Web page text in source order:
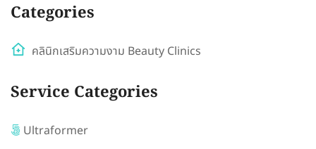
Categories
คลินิกเสริมความงาม Beauty Clinics
Service Categories
Ultraformer